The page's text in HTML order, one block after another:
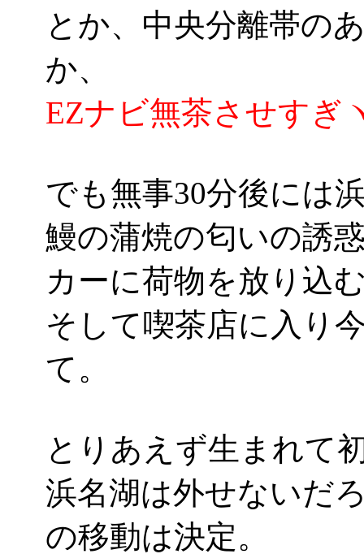
とか、中央分離帯の
か、
EZナビ無茶させすぎ
でも無事30分後には
鰻の蒲焼の匂いの誘
カーに荷物を放り込
そして喫茶店に入り
て。
とりあえず生まれて
浜名湖は外せないだ
の移動は決定。